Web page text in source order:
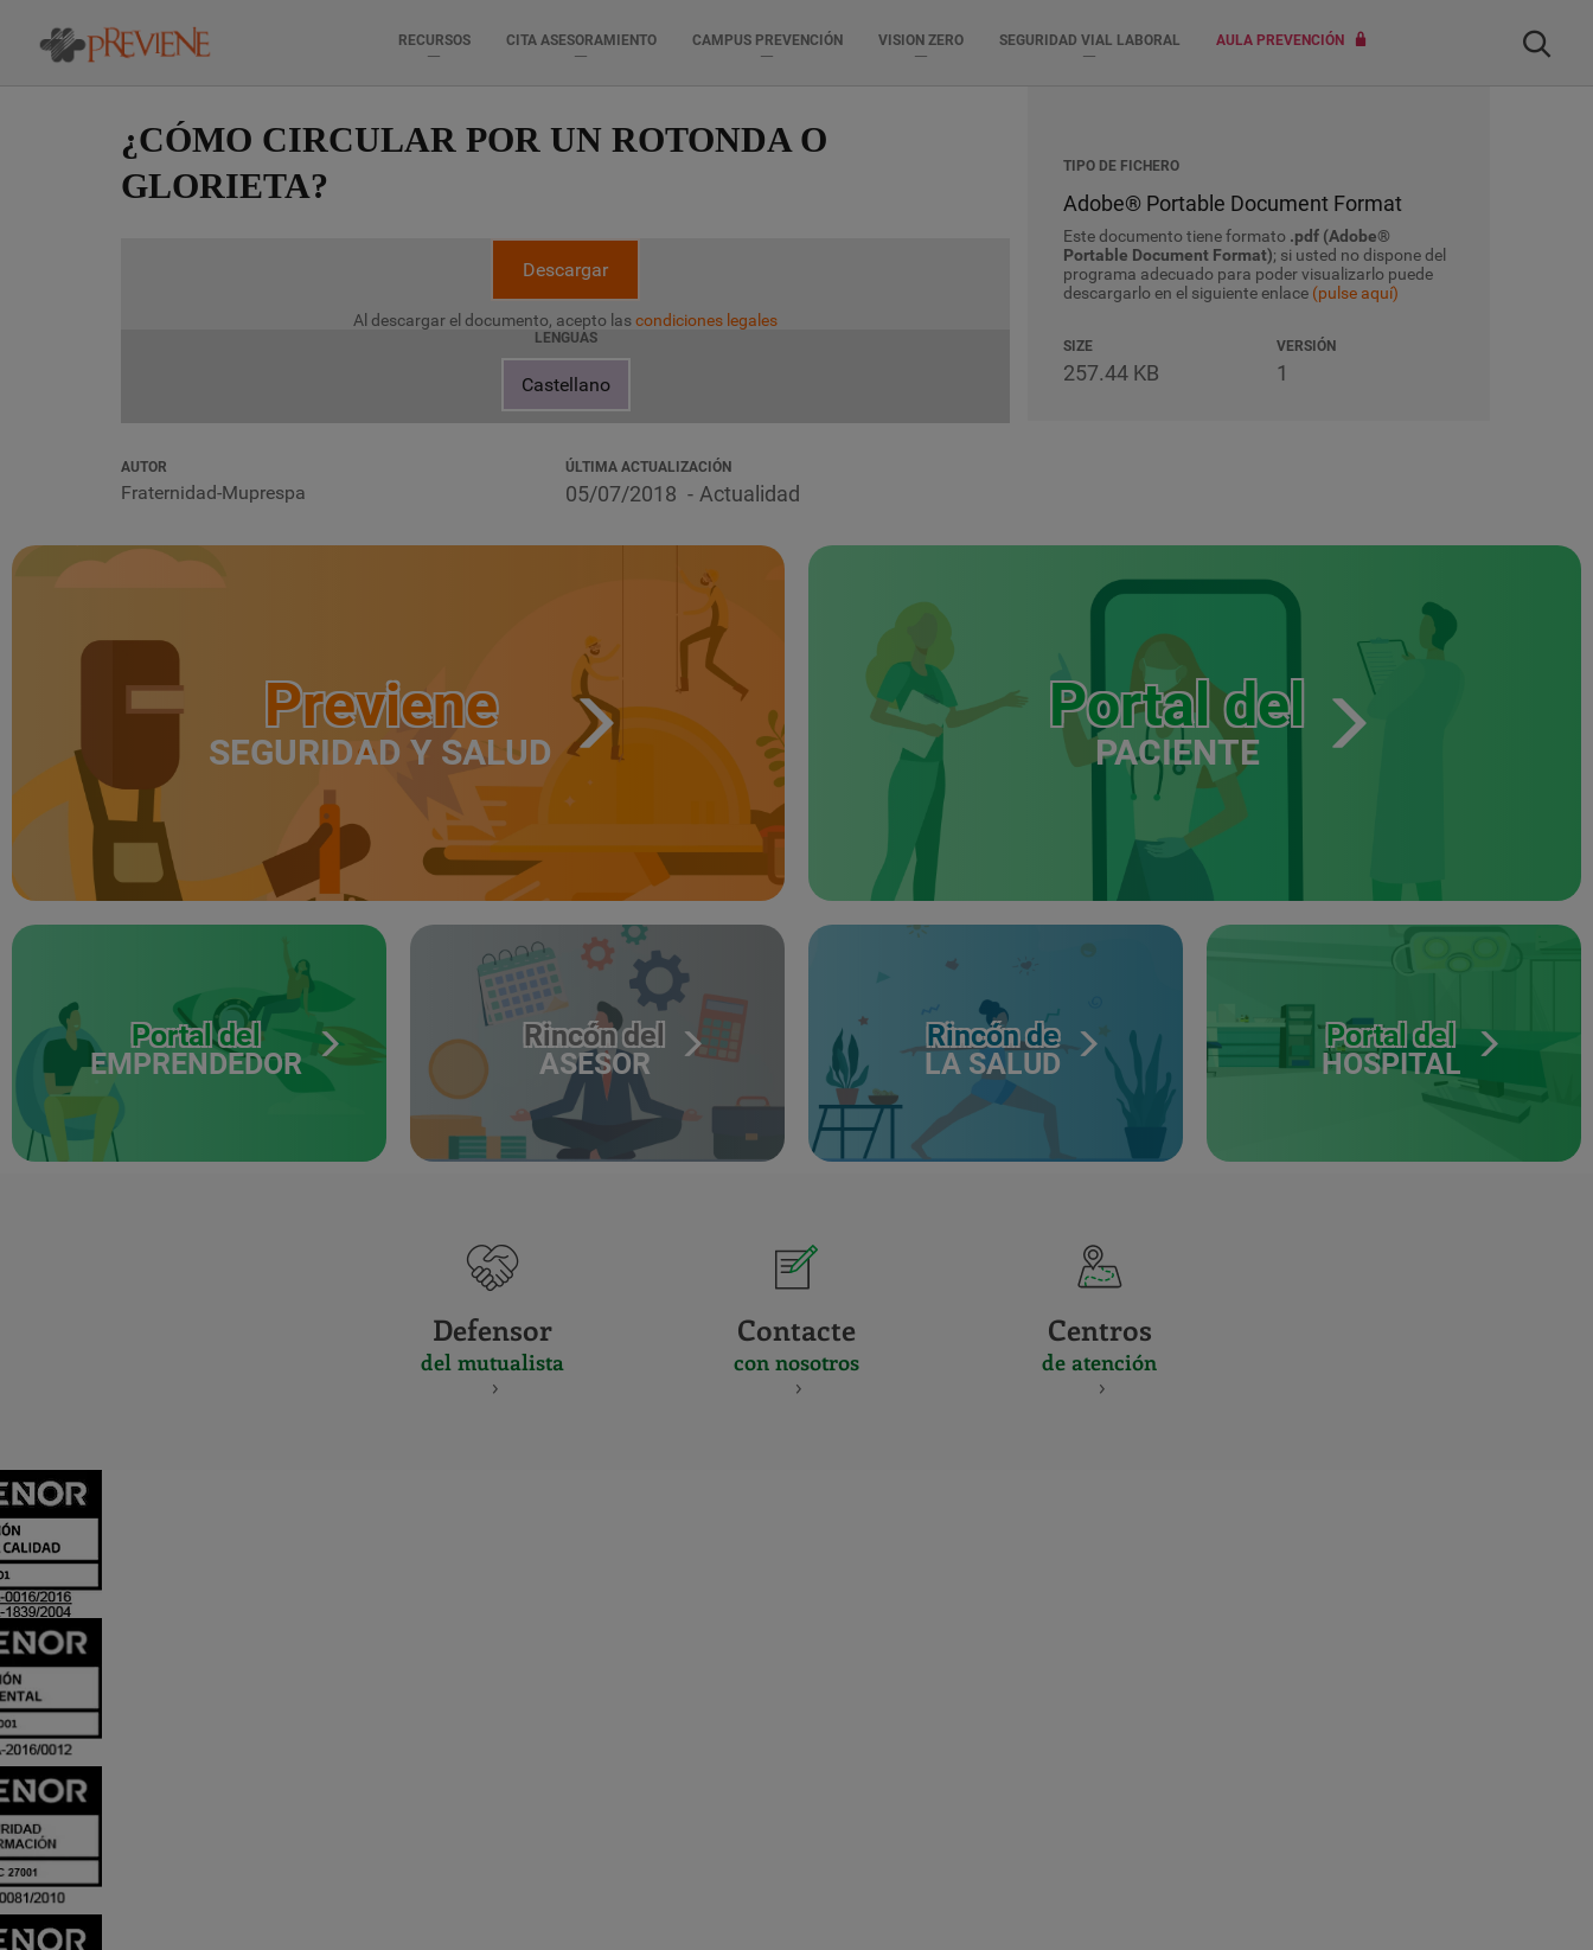
RECURSOS CITA ASESORAMIENTO CAMPUS PREVENCIÓN VISION ZERO SEGURIDAD VIAL LABORAL AULA PREVENCIÓN Buscar
¿CÓMO CIRCULAR POR UN ROTONDA O
GLORIETA?
Descargar
Al descargar el documento, acepto lascondiciones legales
LENGUAS
Castellano
AUTOR
Fraternidad-Muprespa
ÚLTIMA ACTUALIZACIÓN
05/07/2018 Actualidad
TIPO DE FICHERO
Adobe® Portable Document Format
Este documento tiene formato .pdf (Adobe®
Portable Document Format); si usted no dispone del
programa adecuado para poder visualizarlo puede
descargarlo en el siguiente enlace (pulse aquí)
SIZE
257.44 KB
VERSIÓN
1
Previene
SEGURIDAD Y SALUD
Portal del
PACIENTE
Portal del
EMPRENDEDOR
Rincón del
ASESOR
Rincón de
LA SALUD
Portal del
HOSPITAL
Defensor
del mutualista
Contacte
con nosotros
Centros
de atención